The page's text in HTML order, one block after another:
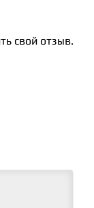
свой отзыв.